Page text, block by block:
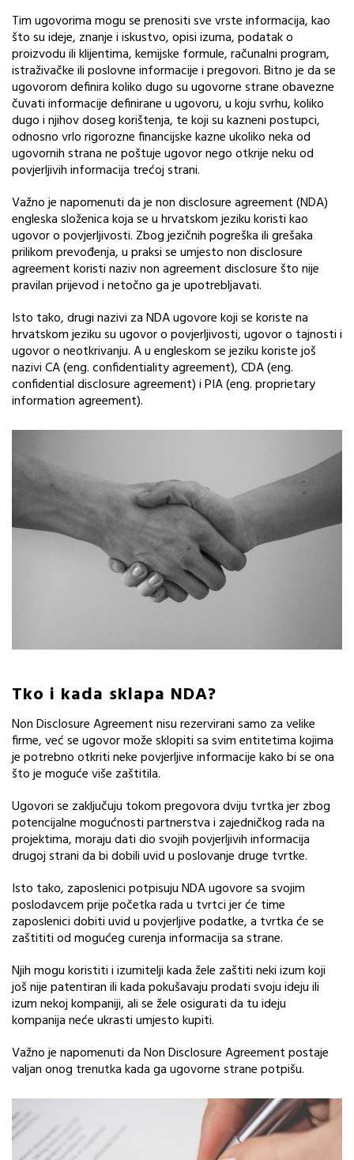
Tim ugovorima mogu se prenositi sve vrste informacija, kao
što su ideje, znanje i iskustvo, opisi izuma, podatak o
proizvodu ili klijentima, kemijske formule, računalni program,
istraživačke ili poslovne informacije i pregovori. Bitno je da se
ugovorom definira koliko dugo su ugovorne strane obavezne
čuvati informacije definirane u ugovoru, u koju svrhu, koliko
dugo i njihov doseg korištenja, te koji su kazneni postupci,
odnosno vrlo rigorozne financijske kazne ukoliko neka od
ugovornih strana ne poštuje ugovor nego otkrije neku od
povjerljivih informacija trećoj strani.
Važno je napomenuti da je non disclosure agreement (NDA)
engleska složenica koja se u hrvatskom jeziku koristi kao
ugovor o povjerljivosti. Zbog jezičnih pogreška ili grešaka
prilikom prevođenja, u praksi se umjesto non disclosure
agreement koristi naziv non agreement disclosure što nije
pravilan prijevod i netočno ga je upotrebljavati.
Isto tako, drugi nazivi za NDA ugovore koji se koriste na
hrvatskom jeziku su ugovor o povjerljivosti, ugovor o tajnosti i
ugovor o neotkrivanju. A u engleskom se jeziku koriste još
nazivi CA (eng. confidentiality agreement), CDA (eng.
confidential disclosure agreement) i PIA (eng. proprietary
information agreement).
Tko i kada sklapa NDA?
Non Disclosure Agreement nisu rezervirani samo za velike
firme, već se ugovor može sklopiti sa svim entitetima kojima
je potrebno otkriti neke povjerljive informacije kako bi se ona
što je moguće više zaštitila.
Ugovori se zaključuju tokom pregovora dviju tvrtka jer zbog
potencijalne mogućnosti partnerstva i zajedničkog rada na
projektima, moraju dati dio svojih povjerljivih informacija
drugoj strani da bi dobili uvid u poslovanje druge tvrtke.
Isto tako, zaposlenici potpisuju NDA ugovore sa svojim
poslodavcem prije početka rada u tvrtci jer će time
zaposlenici dobiti uvid u povjerljive podatke, a tvrtka će se
zaštititi od mogućeg curenja informacija sa strane.
Njih mogu koristiti i izumitelji kada žele zaštiti neki izum koji
još nije patentiran ili kada pokušavaju prodati svoju ideju ili
izum nekoj kompaniji, ali se žele osigurati da tu ideju
kompanija neće ukrasti umjesto kupiti.
Važno je napomenuti da Non Disclosure Agreement postaje
valjan onog trenutka kada ga ugovorne strane potpišu.